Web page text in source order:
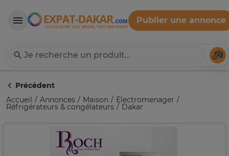
Expat-Dakar
Publier une annonce
Précédent
Accueil
Annonces Maison Electromenager
Réfrigérateurs & congélateurs Dakar